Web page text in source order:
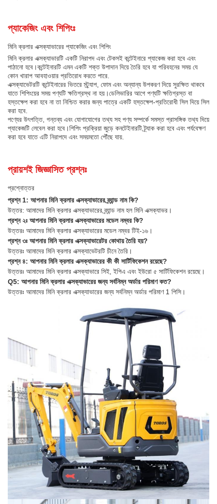
প্যাকেজিং এবং শিপিংঃ
মিনি ক্রলার এক্সক্যাভারের প্যাকেজিং এবং শিপিং
মিনি ক্রলার এক্সক্যাভারটি একটি নিরাপদ এবং টেকসই কন্টেইনারে প্যাকেজ করা হবে এবং
পাঠানো হবে।কন্টেইনারটি এমন একটি শক্ত উপাদান দিয়ে তৈরি হবে যা পরিবহনের সময় যে
কোন খারাপ আবহাওয়ার প্রতিরোধ করতে পারে.
এক্সক্যাভেটরটি কন্টেইনারের ভিতরে স্ট্র্যাপ, ফোম এবং অন্যান্য উপকরণ দিয়ে সুরক্ষিত থাকবে
যাতে শিপিংয়ের সময় পণ্যটি ক্ষতিগ্রস্থ না হয়।ডেলিভারির আগে পণ্যটি ক্ষতিগ্রস্ত বা
হস্তক্ষেপ করা হবে না তা নিশ্চিত করার জন্য পাত্রে একটি হস্তক্ষেপ-প্রতিরোধী সিল দিয়ে সিল
করা হবে.
পণ্যের উৎপত্তি, গন্তব্য এবং যোগাযোগের তথ্য সহ পণ্য সম্পর্কে সমস্ত প্রাসঙ্গিক তথ্য দিয়ে
প্যাকেজটি লেবেল করা হবে।শিপিং প্রক্রিয়া জুড়ে কনটেইনারটি ট্র্যাক করা হবে এবং পর্যবেক্ষণ
করা হবে যাতে এটি নিরাপদে এবং সময়মতো পৌঁছে যায়.
প্রায়শই জিজ্ঞাসিত প্রশ্নঃ
প্রশ্নোত্তর
প্রশ্ন 1: আপনার মিনি ক্রলার এক্সক্যাভারের ব্র্যান্ড নাম কি?
উত্তর: আমাদের মিনি ক্রলার এক্সক্যাভারের ব্র্যান্ড নাম হল মিনি এক্সক্যাভর।
প্রশ্ন ২ঃ আপনার মিনি ক্রলার এক্সক্যাভারের মডেল নম্বর কি?
উত্তরঃ আমাদের মিনি ক্রলার এক্সক্যাভারের মডেল নম্বর টিই-১৬।
প্রশ্ন ৩ঃ আপনার মিনি ক্রলার এক্সক্যাভারেটর কোথায় তৈরি হয়?
উত্তরঃ আমাদের মিনি ক্রলার এক্সক্যাভেটরটি চীনে তৈরি।
প্রশ্ন ৪: আপনার মিনি ক্রলার এক্সক্যাভারের কী কী সার্টিফিকেশন রয়েছে?
উত্তরঃ আমাদের মিনি ক্রলার এক্সক্যাভারে সিই, ইপিএ এবং ইউরো ৫ সার্টিফিকেশন রয়েছে।
Q5: আপনার মিনি ক্রলার এক্সক্যাভারের জন্য সর্বনিম্ন অর্ডার পরিমাণ কত?
উত্তরঃ আমাদের মিনি ক্রলার এক্সক্যাভারের জন্য সর্বনিম্ন অর্ডার পরিমাণ 1 পিসি।